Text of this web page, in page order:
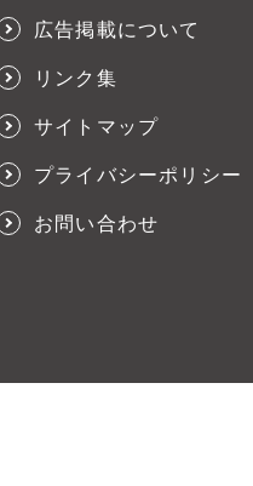
広告掲載について
リンク集
サイトマップ
プライバシーポリシー
お問い合わせ